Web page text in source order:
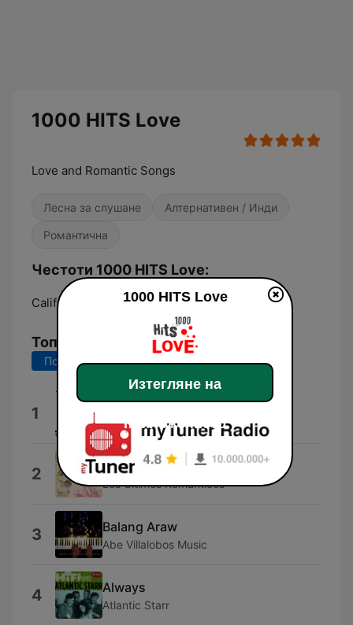
1000 HITS Love
Love and Romantic Songs
Лесна за слушане Алтернативен / Инди
Романтична
Честоти 1000 HITS Love:
California: Online
Топ песни
Последните 7 дни Последните 30 дни
1 Para Mi Amor
10stack
2 Cubanitas
Los Últimos Románticos
3 Balang Araw
Abe Villalobos Music
4 Always
Atlantic Starr
1000 HITS Love
Изтегляне на
приложението